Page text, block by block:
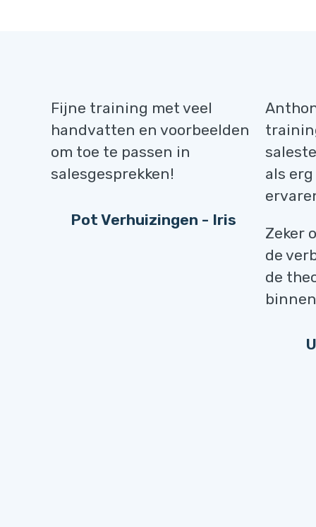
Fijne training met veel
handvatten en voorbeelden
om toe te passen in
salesgesprekken!
Pot Verhuizingen - Iris
als
Zeker
de
de